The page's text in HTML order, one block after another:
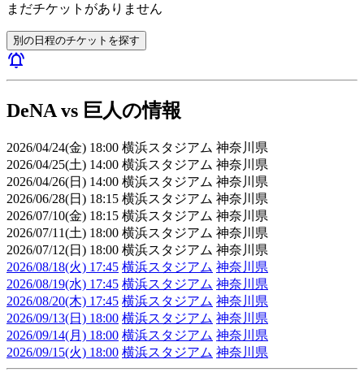
まだチケットがありません
別の日程のチケットを探す
notifications_active
DeNA vs 巨人の情報
2026/04/24(金) 18:00 横浜スタジアム 神奈川県
2026/04/25(土) 14:00 横浜スタジアム 神奈川県
2026/04/26(日) 14:00 横浜スタジアム 神奈川県
2026/06/28(日) 18:15 横浜スタジアム 神奈川県
2026/07/10(金) 18:15 横浜スタジアム 神奈川県
2026/07/11(土) 18:00 横浜スタジアム 神奈川県
2026/07/12(日) 18:00 横浜スタジアム 神奈川県
2026/08/18(火) 17:45 横浜スタジアム 神奈川県
2026/08/19(水) 17:45 横浜スタジアム 神奈川県
2026/08/20(木) 17:45 横浜スタジアム 神奈川県
2026/09/13(日) 18:00 横浜スタジアム 神奈川県
2026/09/14(月) 18:00 横浜スタジアム 神奈川県
2026/09/15(火) 18:00 横浜スタジアム 神奈川県